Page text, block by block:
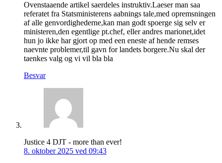
Ovenstaaende artikel saerdeles instruktiv.Laeser man saa
referatet fra Statsministerens aabnings tale,med opremsningen
af alle genvordighederne,kan man godt spoerge sig selv er
ministeren,den egentlige pt.chef, eller andres marionet,idet
hun jo ikke har gjort op med een eneste af hende remses
naevnte problemer,til gavn for landets borgere.Nu skal der
taenkes valg og vi vil bla bla
Besvar
Justice 4 DJT - more than ever!
8. oktober 2025 ved 09:43